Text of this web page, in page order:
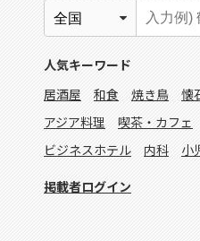
人気キーワード
居酒屋
和食 焼き鳥 懐
アジア料理
喫茶・カフェ
ビジネスホテル
内科 小
掲載者ログイン